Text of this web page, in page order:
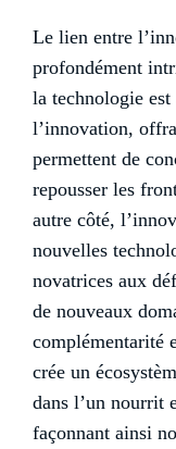
Le lien entre
profondément
la technologie
l’innovation,
permettent de
repousser les
autre côté,
nouvelles
novatrices aux
de nouveaux
complémentarité
crée un
dans l’un nourrit
façonnant ainsi